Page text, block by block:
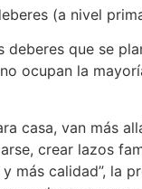
(a nivel
deberes que se
ocupan la
casa, van más
crear lazos
más calidad”,